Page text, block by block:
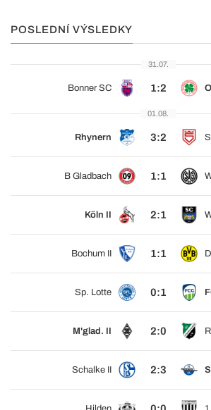
POSLEDNÍ VÝSLEDKY
31.07.
Bonner SC 1:2
01.08.
Rhynern 3:2
B Gladbach 1:1
Köln II 2:1
Bochum II 1:1
Sp. Lotte 0:1
M'glad. II 2:0
Schalke II 2:3